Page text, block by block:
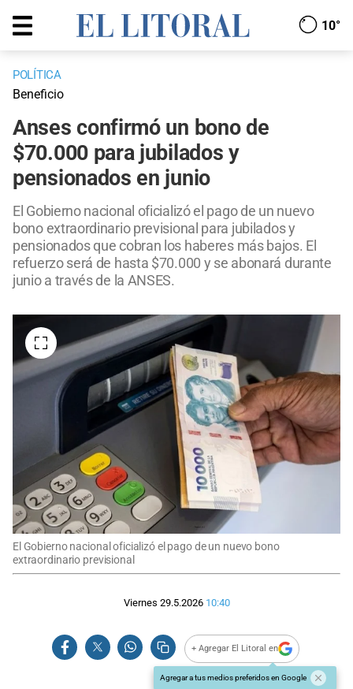
10°
POLÍTICA
Beneficio
Anses confirmó un bono de
$70.000 para jubilados y
pensionados en junio
El Gobierno nacional oficializó el pago de un nuevo
bono extraordinario previsional para jubilados y
pensionados que cobran los haberes más bajos. El
refuerzo será de hasta $70.000 y se abonará durante
junio a través de la ANSES.
El Gobierno nacional oficializó el pago de un nuevo bono
extraordinario previsional
Viernes 29.5.2026 10:40
+ Agregar El Litoral en
Agregar a tus medios preferidos en Google